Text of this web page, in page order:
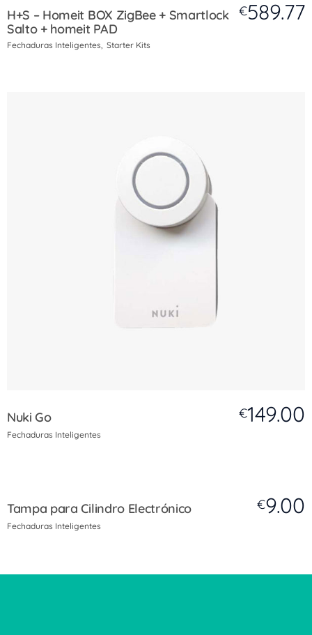
H+S – Homeit BOX ZigBee + Smartlock
Salto + homeit PAD
€589.77
Fechaduras Inteligentes Starter Kits
Nuki Go €149.00
Fechaduras Inteligentes
Tampa para Cilindro Electrónico €9.00
Fechaduras Inteligentes